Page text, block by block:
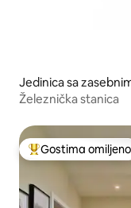
Jedinica sa
Železnička stanica
Najuspešniji među
Gostima omiljeno